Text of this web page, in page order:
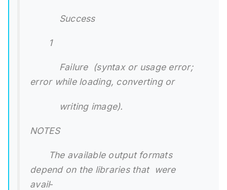
Success
1
Failure (syntax or usage error;
error while loading, converting or
writing image).
NOTES
The available output formats
depend on the libraries that were
avail‐